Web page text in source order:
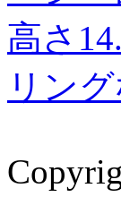
高さ
リン